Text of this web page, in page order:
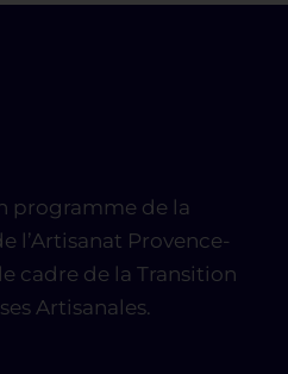
programme de la
l’Artisanat Provence-
cadre de la Transition
Artisanales.